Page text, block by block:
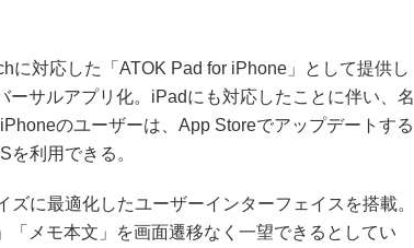
対応した「ATOK Pad for iPhone」として提供し
ーサルアプリ化。iPadにも対応したことに伴い、名
のユーザーは、App Storeでアップデートする
を利用できる。
に最適化したユーザーインターフェイスを搭載。
「メモ本文」を画面遷移なく一望できるとしてい